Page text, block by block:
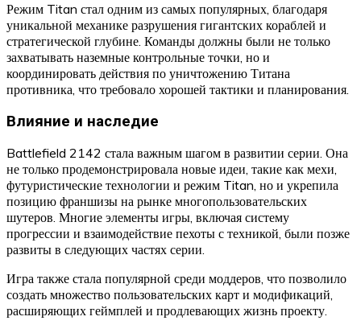
Режим Titan стал одним из самых популярных, благодаря
уникальной механике разрушения гигантских кораблей и
стратегической глубине. Команды должны были не только
захватывать наземные контрольные точки, но и
координировать действия по уничтожению Титана
противника, что требовало хорошей тактики и планирования.
Влияние и наследие
Battlefield 2142 стала важным шагом в развитии серии. Она
не только продемонстрировала новые идеи, такие как мехи,
футуристические технологии и режим Titan, но и укрепила
позицию франшизы на рынке многопользовательских
шутеров. Многие элементы игры, включая систему
прогрессии и взаимодействие пехоты с техникой, были позже
развиты в следующих частях серии.
Игра также стала популярной среди моддеров, что позволило
создать множество пользовательских карт и модификаций,
расширяющих геймплей и продлевающих жизнь проекту.